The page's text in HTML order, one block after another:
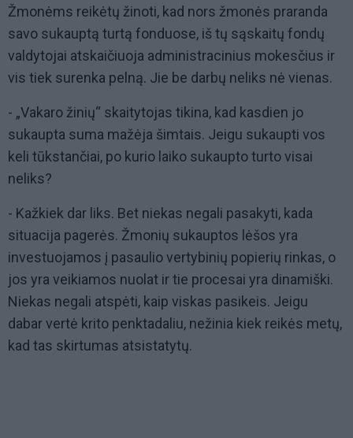
Žmonėms reikėtų žinoti, kad nors žmonės praranda
savo sukauptą turtą fonduose, iš tų sąskaitų fondų
valdytojai atskaičiuoja administracinius mokesčius ir
vis tiek surenka pelną. Jie be darbų neliks nė vienas.
- „Vakaro žinių“ skaitytojas tikina, kad kasdien jo
sukaupta suma mažėja šimtais. Jeigu sukaupti vos
keli tūkstančiai, po kurio laiko sukaupto turto visai
neliks?
- Kažkiek dar liks. Bet niekas negali pasakyti, kada
situacija pagerės. Žmonių sukauptos lėšos yra
investuojamos į pasaulio vertybinių popierių rinkas, o
jos yra veikiamos nuolat ir tie procesai yra dinamiški.
Niekas negali atspėti, kaip viskas pasikeis. Jeigu
dabar vertė krito penktadaliu, nežinia kiek reikės metų,
kad tas skirtumas atsistatytų.